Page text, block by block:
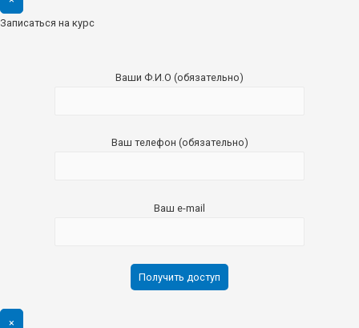
Записаться на курс
Ваши Ф.И.О (обязательно)
Ваш телефон (обязательно)
Ваш e-mail
×